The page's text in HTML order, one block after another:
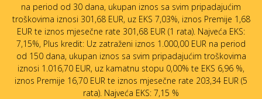
na period od 30 dana, ukupan iznos sa svim pripadajućim
troškovima iznosi 301,68 EUR, uz EKS 7,03%, iznos Premije 1,68
EUR te iznos mjesečne rate 301,68 EUR (1 rata). Najveća EKS:
7,15%, Plus kredit: Uz zatraženi iznos 1.000,00 EUR na period
od 150 dana, ukupan iznos sa svim pripadajućim troškovima
iznosi 1.016,70 EUR, uz kamatnu stopu 0,00% te EKS 6,96 %,
iznos Premije 16,70 EUR te iznos mjesečne rate 203,34 EUR (5
rata). Najveća EKS: 7,15 %